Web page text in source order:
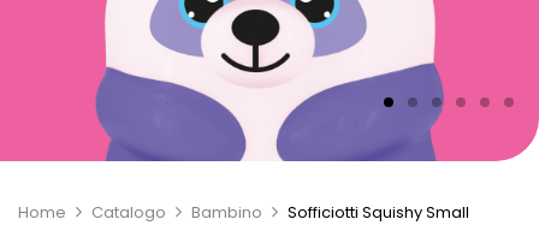
Home Catalogo Bambino Sofficiotti Squishy Small